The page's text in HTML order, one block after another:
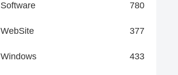
Software 780
WebSite 377
Windows 433